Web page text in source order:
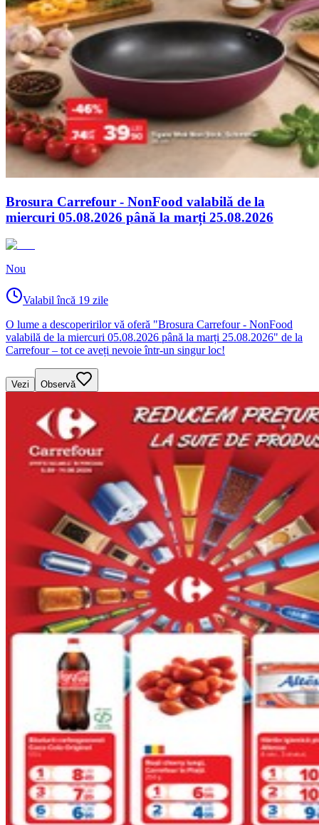
Brosura Carrefour - NonFood valabilă de la
miercuri 05.08.2026 până la marți 25.08.2026
Nou
Valabil încă 19 zile
O lume a descoperirilor vă oferă "Brosura Carrefour - NonFood
valabilă de la miercuri 05.08.2026 până la marți 25.08.2026" de la
Carrefour – tot ce aveți nevoie într-un singur loc!
Vezi Observă